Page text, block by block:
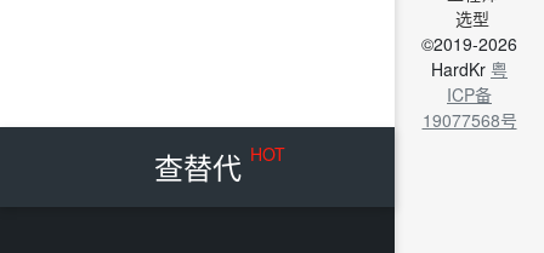
查替代 HOT
选型
©2019-2026
HardKr 粤
ICP备
19077568号